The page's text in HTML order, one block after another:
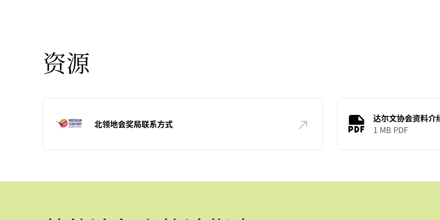
资源
北领地会奖局联系方式
达尔文协会资料介
1 MB PDF